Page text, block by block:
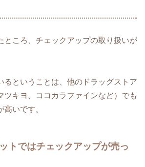
ところ、チェックアップの取り扱いが
るということは、他のドラッグストア
ツキヨ、ココカラファインなど）でも
いです。
トではチェックアップが売っ